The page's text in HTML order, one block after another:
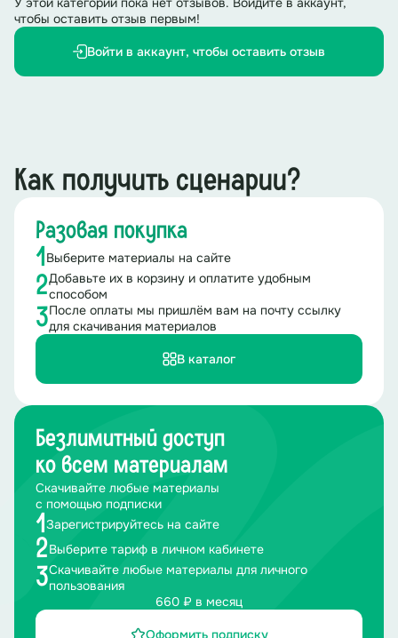
чтобы оставить отзыв первым!
Войти в аккаунт, чтобы оставить отзыв
Как получить сценарии?
Разовая покупка
1 Выберите материалы на сайте
2Добавьте их в корзину и оплатите удобным
способом
3После оплаты мы пришлём вам на почту ссылку
для скачивания материалов
В каталог
Безлимитный доступ
ко всем материалам
Скачивайте любые материалы
с помощью подписки
1 Зарегистрируйтесь на сайте
2Выберите тариф в личном кабинете
3Скачивайте любые материалы для личного
пользования
660 ₽ в месяц
Оформить подписку